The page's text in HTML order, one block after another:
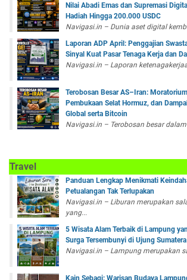
Nilai Abadi Emas dan Supremasi
Hadiah Hingga 200.000 USDC
Navigasi.in – Dunia aset digital
Laporan ADP April: Penggajian
Sinyal Kuat Pasar Tenaga Kerja dan
Navigasi.in – Laporan
Terobosan Besar AS–Iran:
Pembukaan Selat Hormuz, dan
Global serta Bitcoin
Navigasi.in – Terobosan besar
Travel
Panduan Lengkap Menikmati
Petualangan Tak Terlupakan
Navigasi.in – Liburan merupakan
yang...
5 Wisata Alam Terbaik di Lampung
Surga Tersembunyi di Ujung Sumatera
Navigasi.in – Lampung merupakan